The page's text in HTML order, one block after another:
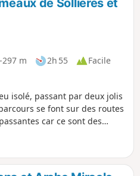
de Sollières et
-297 m 2h 55
Facile
isolé, passant par deux jolis
se font sur des routes
car ce sont des